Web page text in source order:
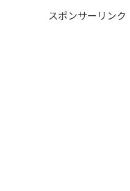
スポンサーリンク